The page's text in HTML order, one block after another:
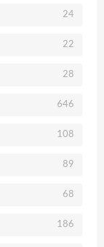
24
22
28
646
108
89
68
186